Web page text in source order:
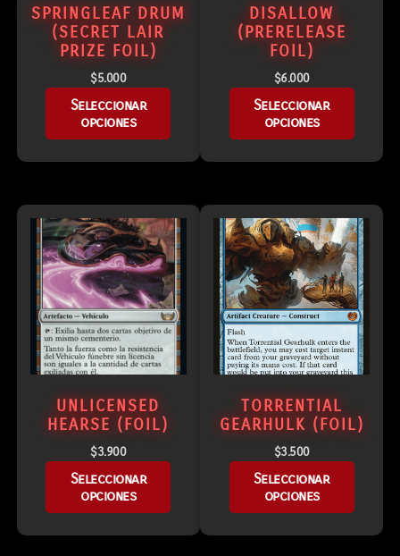
SPRINGLEAF DRUM
(SECRET LAIR
PRIZE FOIL)
$5.000
Seleccionar
opciones
DISALLOW
(PRERELEASE
FOIL)
$6.000
Seleccionar
opciones
UNLICENSED
HEARSE (FOIL)
$3.900
Seleccionar
opciones
TORRENTIAL
GEARHULK (FOIL)
$3.500
Seleccionar
opciones